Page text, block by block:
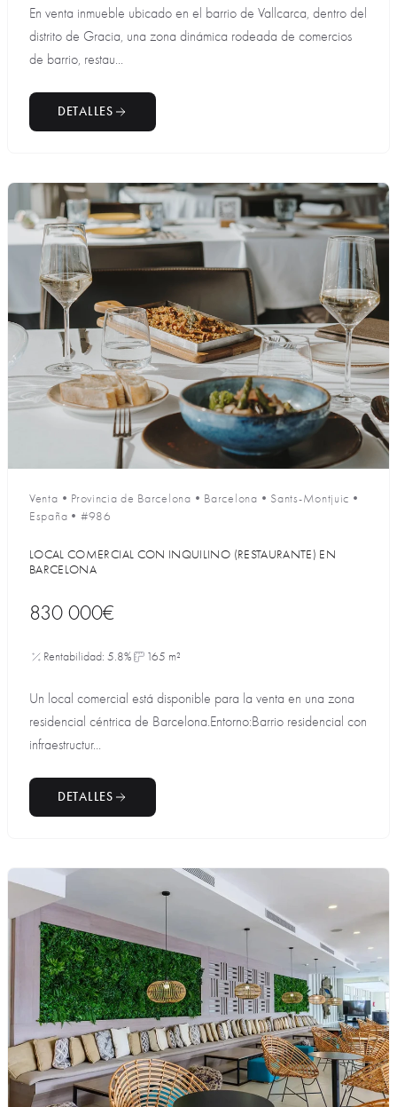
En venta inmueble ubicado en el barrio de Vallcarca, dentro del
distrito de Gracia, una zona dinámica rodeada de comercios
de barrio, restau...
DETALLES
Venta • Provincia de Barcelona • Barcelona • Sants-Montjuic •
España • #986
LOCAL COMERCIAL CON INQUILINO (RESTAURANTE) EN
BARCELONA
830 000€
Rentabilidad: 5.8% 165 m²
Un local comercial está disponible para la venta en una zona
residencial céntrica de Barcelona.Entorno:Barrio residencial con
infraestructur...
DETALLES